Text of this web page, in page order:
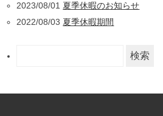
2023/08/01 夏季休暇のお知らせ
2022/08/03 夏季休暇期間